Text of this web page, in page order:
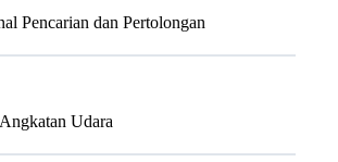
Pencarian dan Pertolongan
Udara